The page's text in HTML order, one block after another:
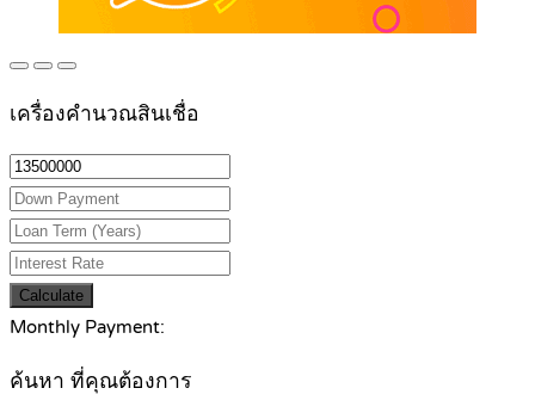
เครื่องคำนวณสินเชื่อ
Calculate
Monthly Payment:
ค้นหา ที่คุณต้องการ